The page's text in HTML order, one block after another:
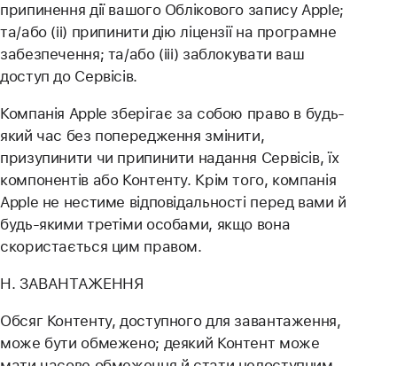
припинення дії вашого Облікового запису Apple;
та/або (ii) припинити дію ліцензії на програмне
забезпечення; та/або (iii) заблокувати ваш
доступ до Сервісів.
Компанія Apple зберігає за собою право в будь-
який час без попередження змінити,
призупинити чи припинити надання Сервісів, їх
компонентів або Контенту. Крім того, компанія
Apple не нестиме відповідальності перед вами й
будь-якими третіми особами, якщо вона
скористається цим правом.
H. ЗАВАНТАЖЕННЯ
Обсяг Контенту, доступного для завантаження,
може бути обмежено; деякий Контент може